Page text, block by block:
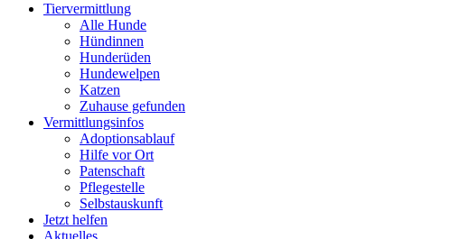
Tiervermittlung
Alle Hunde
Hündinnen
Hunderüden
Hundewelpen
Katzen
Zuhause gefunden
Vermittlungsinfos
Adoptionsablauf
Hilfe vor Ort
Patenschaft
Pflegestelle
Selbstauskunft
Jetzt helfen
Aktuelles